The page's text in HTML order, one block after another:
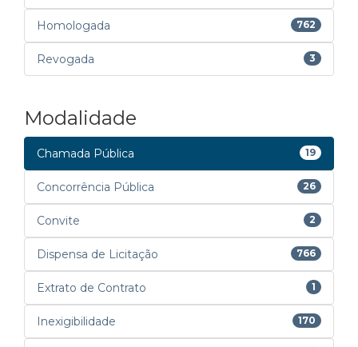
Homologada 762
Revogada 3
Modalidade
Chamada Pública 19
Concorrência Pública 26
Convite 2
Dispensa de Licitação 766
Extrato de Contrato 1
Inexigibilidade 170